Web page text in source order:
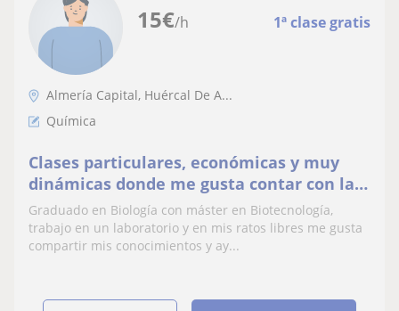
15€/h 1ª clase gratis
Almería Capital, Huércal De A...
Química
Clases particulares, económicas y muy
dinámicas donde me gusta contar con la
participación de los alumnos en todo
momento
Graduado en Biología con máster en Biotecnología,
trabajo en un laboratorio y en mis ratos libres me gusta
compartir mis conocimientos y ay...